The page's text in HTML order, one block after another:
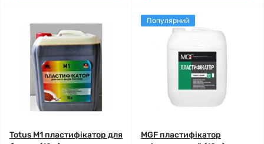
Totus M1 пластифікатор для
Популярний
MGF пластифікатор